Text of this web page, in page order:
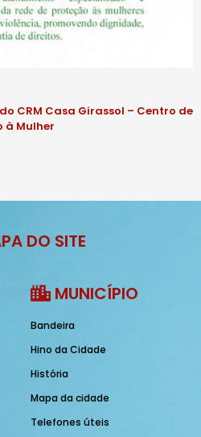
CRM Casa Girassol – Centro de
à Mulher
DO SITE
MUNICÍPIO
Bandeira
Hino da Cidade
História
Mapa da cidade
Telefones úteis